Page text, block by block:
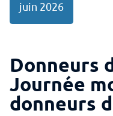
juin 2026
Donneurs
Journée
donneurs